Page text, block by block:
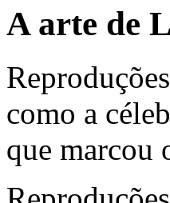
A arte de
como a
que marcou